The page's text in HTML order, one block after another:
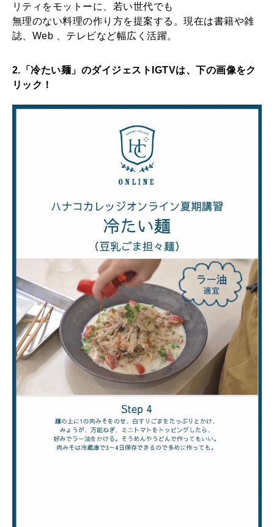
リティをモットーに、若い世代でも
無理のない料理の作り方を提案する。現在は書籍や雑
誌、Web 、テレビなど幅広く活躍。
2.「冷たい麺」のダイジェストIGTVは、下の画像をク
リック！